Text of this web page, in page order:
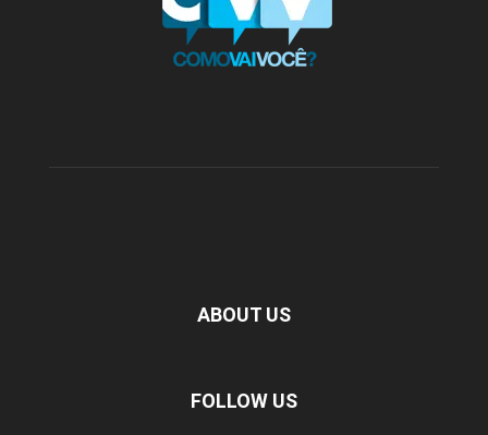
ABOUT US
FOLLOW US